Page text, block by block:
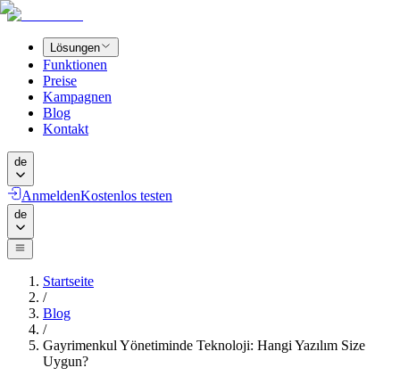
Lösungen
Funktionen
Preise
Kampagnen
Blog
Kontakt
de
AnmeldenKostenlos testen
de
Startseite
/
Blog
/
Gayrimenkul Yönetiminde Teknoloji: Hangi Yazılım Size
Uygun?